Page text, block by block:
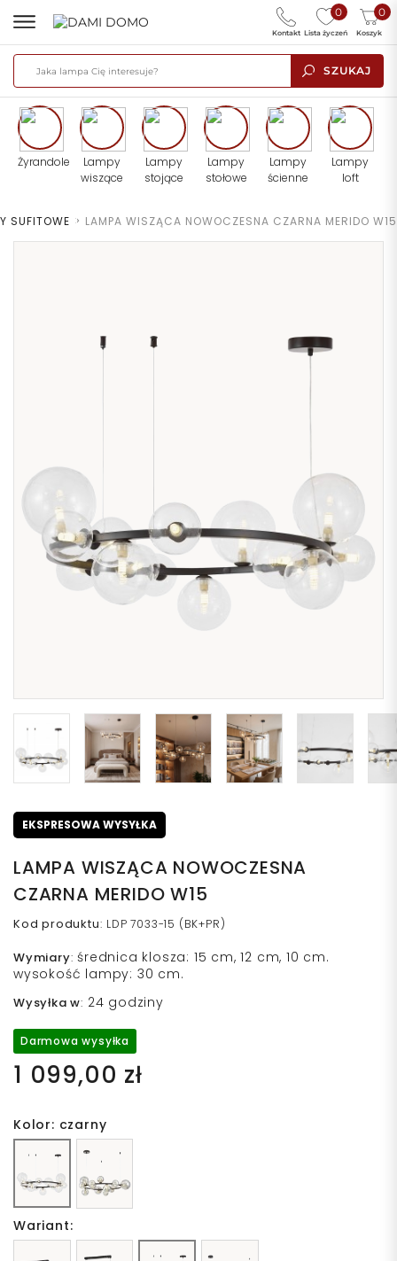
SZUKAJ
0
Lista życzeń
0
Koszyk
Kontakt
Żyrandole
Lampy
wiszące
Lampy
stojące
Lampy
stołowe
Lampy
ścienne
Lampy
loft
SUFITOWE > LAMPA WISZĄCA NOWOCZESNA CZARNA MERIDO W15
EKSPRESOWA WYSYŁKA
LAMPA WISZĄCA NOWOCZESNA
CZARNA MERIDO W15
Kod produktu: LDP 7033-15 (BK+PR)
Wymiary: średnica klosza: 15 cm, 12 cm, 10 cm.
wysokość lampy: 30 cm.
Wysyłka w: 24 godziny
Darmowa wysyłka
1 099,00 zł
Kolor: czarny
Wariant: